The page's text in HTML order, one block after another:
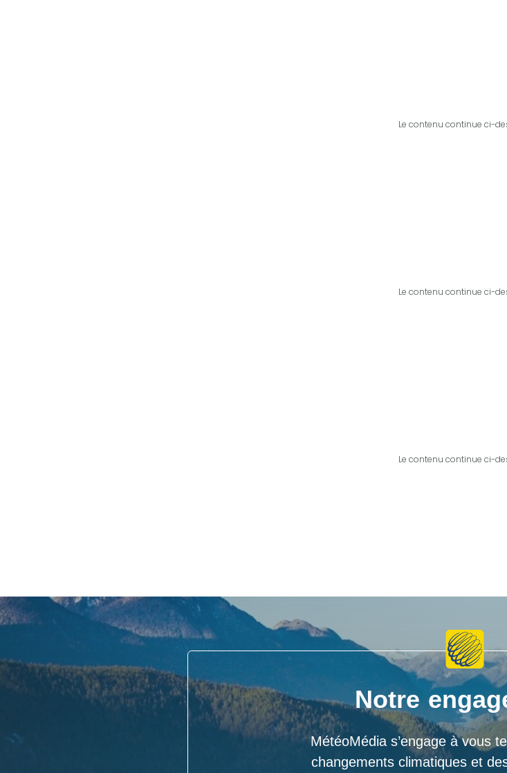
Le contenu continue ci-
Le contenu continue ci-
Le contenu continue ci-
Notre
MétéoMédia s’engage à vous
changements climatiques et